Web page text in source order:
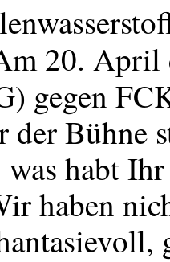
20.
gegen
der Bühne
habt
haben